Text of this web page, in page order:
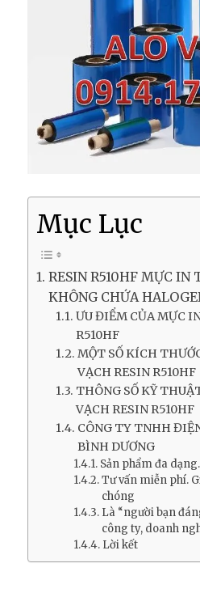
Mục Lục
RESIN R510HF MỰC IN
KHÔNG CHỨA
ƯU ĐIỂM CỦA MỰC
R510HF
MỘT SỐ KÍCH
VẠCH RESIN R510HF
THÔNG SỐ KỸ
VẠCH RESIN R510HF
CÔNG TY TNHH
BÌNH DƯƠNG
Sản phẩm đa
Tư vấn miễn phí.
chóng
Là “người bạn
công ty, doanh
Lời kết